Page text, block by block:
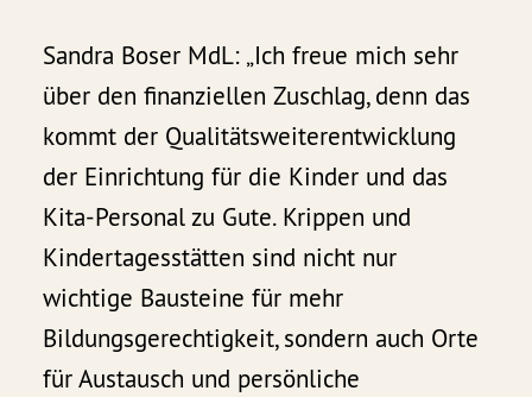
Sandra Boser MdL: „Ich freue mich sehr
über den finanziellen Zuschlag, denn das
kommt der Qualitätsweiterentwicklung
der Einrichtung für die Kinder und das
Kita-Personal zu Gute. Krippen und
Kindertagesstätten sind nicht nur
wichtige Bausteine für mehr
Bildungsgerechtigkeit, sondern auch Orte
für Austausch und persönliche